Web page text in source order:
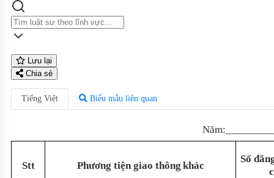
Lưu lại
Chia sẻ
Tiếng Việt Biểu mẫu liên quan
Stt Phương tiện giao thông khác
Số